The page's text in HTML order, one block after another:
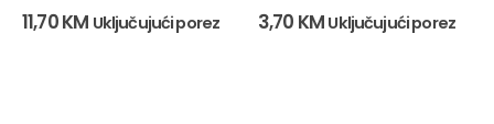
out of 5
11,70KM Uključujući porez out of 5
3,70 KM Uključujući porez